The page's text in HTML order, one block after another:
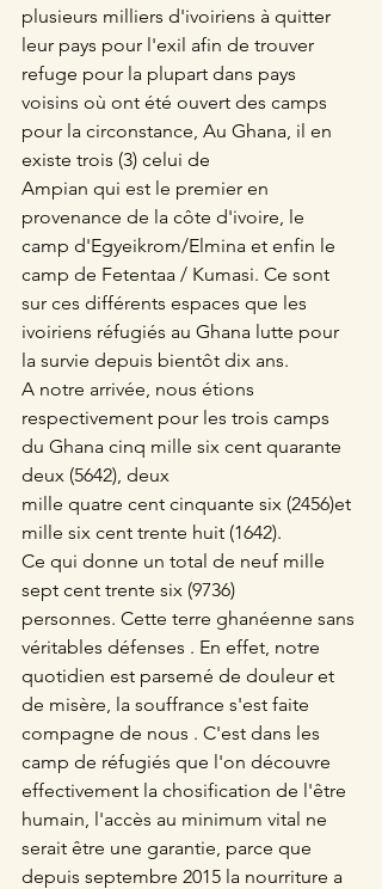
plusieurs milliers d'ivoiriens à quitter
leur pays pour l'exil afin de trouver
refuge pour la plupart dans pays
voisins où ont été ouvert des camps
pour la circonstance, Au Ghana, il en
existe trois (3) celui de
Ampian qui est le premier en
provenance de la côte d'ivoire, le
camp d'Egyeikrom/Elmina et enfin le
camp de Fetentaa / Kumasi. Ce sont
sur ces différents espaces que les
ivoiriens réfugiés au Ghana lutte pour
la survie depuis bientôt dix ans.
A notre arrivée, nous étions
respectivement pour les trois camps
du Ghana cinq mille six cent quarante
deux (5642), deux
mille quatre cent cinquante six (2456)et
mille six cent trente huit (1642).
Ce qui donne un total de neuf mille
sept cent trente six (9736)
personnes. Cette terre ghanéenne sans
véritables défenses . En effet, notre
quotidien est parsemé de douleur et
de misère, la souffrance s'est faite
compagne de nous . C'est dans les
camp de réfugiés que l'on découvre
effectivement la chosification de l'être
humain, l'accès au minimum vital ne
serait être une garantie, parce que
depuis septembre 2015 la nourriture a